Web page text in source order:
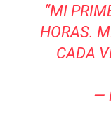
“MI
HORAS.
CADA
—